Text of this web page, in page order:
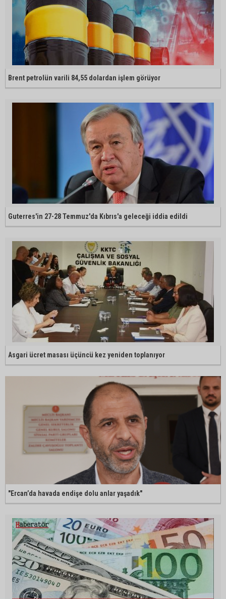
Brent petrolün varili 84,55 dolardan işlem görüyor
Guterres'in 27-28 Temmuz'da Kıbrıs'a geleceği iddia edildi
Asgari ücret masası üçüncü kez yeniden toplanıyor
"Ercan’da havada endişe dolu anlar yaşadık"